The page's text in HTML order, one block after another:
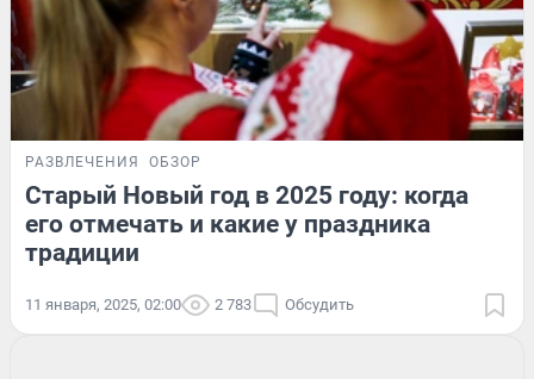
РАЗВЛЕЧЕНИЯ ОБЗОР
Старый Новый год в 2025 году: когда
его отмечать и какие у праздника
традиции
11 января, 2025, 02:00 2 783 Обсудить